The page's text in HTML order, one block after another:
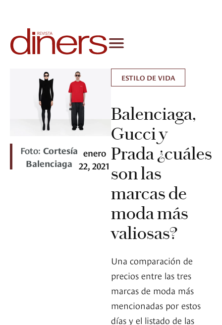
Foto: Cortesía
Balenciaga
enero
22, 2021
ESTILO DE VIDA
Balenciaga,
Gucci y
Prada ¿cuáles
son las
marcas de
moda más
valiosas?
Una comparación de
precios entre las tres
marcas de moda más
mencionadas por estos
días y el listado de las